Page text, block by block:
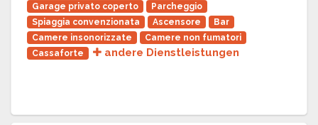
Garage privato coperto
Parcheggio
Spiaggia convenzionata
Ascensore
Bar
Camere insonorizzate
Camere non fumatori
Cassaforte
andere Dienstleistungen